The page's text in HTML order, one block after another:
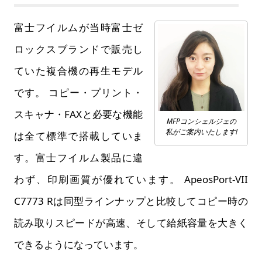
MFPコンシェルジェの
私がご案内いたします!
富士フイルムが当時富士ゼ
ロックスブランドで販売し
ていた複合機の再生モデル
です。 コピー・プリント・
スキャナ・FAXと必要な機能
は全て標準で搭載していま
す。富士フイルム製品に違
わず、印刷画質が優れています。 ApeosPort-VII
C7773 Rは同型ラインナップと比較してコピー時の
読み取りスピードが高速、そして給紙容量を大きく
できるようになっています。